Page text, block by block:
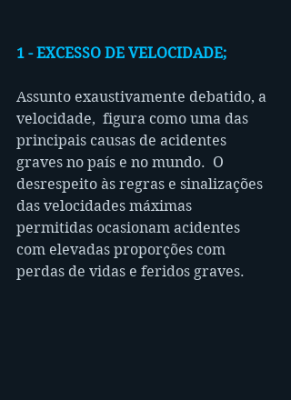
1 - EXCESSO DE VELOCIDADE;
Assunto exaustivamente debatido, a
velocidade,  figura como uma das
principais causas de acidentes
graves no país e no mundo.  O
desrespeito às regras e sinalizações
das velocidades máximas
permitidas ocasionam acidentes
com elevadas proporções com
perdas de vidas e feridos graves.